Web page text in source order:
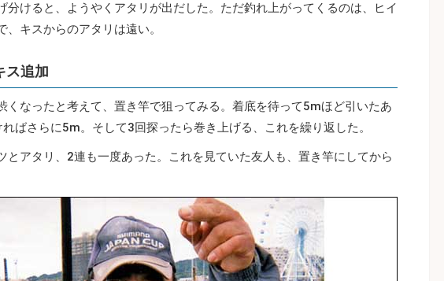
分けると、ようやくアタリが出だした。ただ釣れ上がってくるのは、ヒイ
キスからのアタリは遠い。
ス追加
くなったと考えて、置き竿で狙ってみる。着底を待って5mほど引いたあ
ばさらに5m。そして3回探ったら巻き上げる、これを繰り返した。
とアタリ、2連も一度あった。これを見ていた友人も、置き竿にしてから